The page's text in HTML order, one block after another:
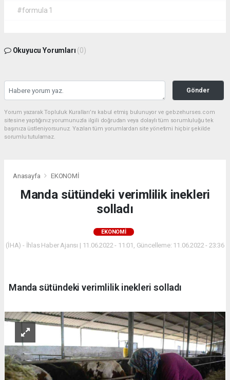
#formula 1
Okuyucu Yorumları (0)
Gönder
Yorum yazarak Topluluk Kuralları’nı kabul etmiş bulunuyor ve gebzehurses.com
sitesine yaptığınız yorumunuzla ilgili doğrudan veya dolaylı tüm sorumluluğu tek
başınıza üstleniyorsunuz. Yazılan tüm yorumlardan site yönetimi hiçbir şekilde
sorumlu tutulamaz.
Anasayfa EKONOMİ
Manda sütündeki verimlilik inekleri
solladı
EKONOMİ
(İHA) - İhlas Haber Ajansı | 11.06.2022 - 11:01, Güncelleme: 11.06.2022 - 23:36
Manda sütündeki verimlilik inekleri solladı